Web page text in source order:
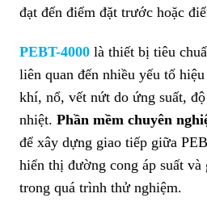
đạt đến điểm đặt trước hoặc
PEBT-4000 là thiết bị tiêu
liên quan đến nhiều yếu tố
khí, nổ, vết nứt do ứng suất,
nhiệt. Phần mềm chuyên
để xây dựng giao tiếp giữa
hiển thị đường cong áp suất
trong quá trình thử nghiệm.